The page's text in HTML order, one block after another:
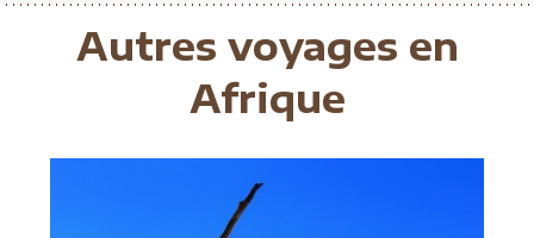
Autres voyages en
Afrique